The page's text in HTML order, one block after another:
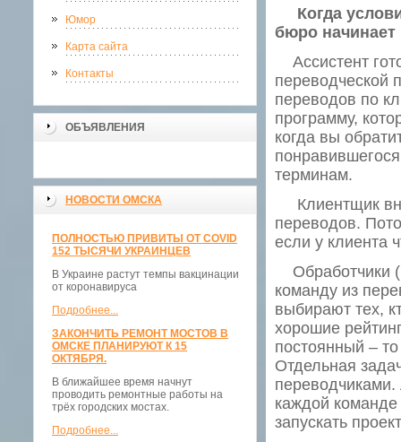
Юмор
Карта сайта
Контакты
ОБЪЯВЛЕНИЯ
НОВОСТИ ОМСКА
ПОЛНОСТЬЮ ПРИВИТЫ ОТ COVID
152 ТЫСЯЧИ УКРАИНЦЕВ
В Украине растут темпы вакцинации
от коронавируса
Подробнее...
ЗАКОНЧИТЬ РЕМОНТ МОСТОВ В
ОМСКЕ ПЛАНИРУЮТ К 15
ОКТЯБРЯ.
В ближайшее время начнут
проводить ремонтные работы на
трёх городских мостах.
Подробнее...
Когда
бюро начинает
Ассистент
переводческой
переводов по
программу,
когда вы
терминам.
Клиентщик
переводов.
если у клиента
Обработчики
команду из
выбирают тех,
хорошие
постоянный –
Отдельная
переводчиками.
каждой
запускать